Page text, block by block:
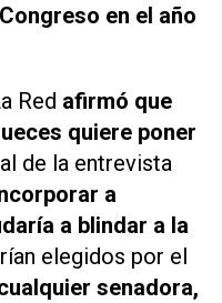
en el año
Red afirmó que
quiere poner
de la entrevista
a
a blindar a la
elegidos por el
senadora,